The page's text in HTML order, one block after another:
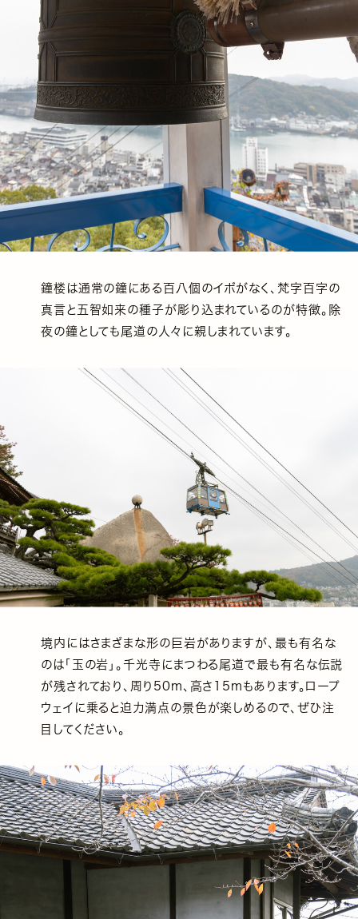
鐘楼は通常の鐘にある百八個のイボがなく、梵字百字の
真言と五智如来の種子が彫り込まれているのが特徴。除
夜の鐘としても尾道の人々に親しまれています。
境内にはさまざまな形の巨岩がありますが、最も有名な
のは「玉の岩」。千光寺にまつわる尾道で最も有名な伝説
が残されており、周り50m、高さ15mもあります。ロープ
ウェイに乗ると迫力満点の景色が楽しめるので、ぜひ注
目してください。